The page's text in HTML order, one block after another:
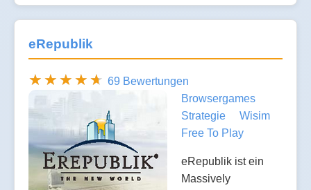
eRepublik
69 Bewertungen
Browsergames
Strategie
Wisim
Free To Play
eRepublik ist ein
Massively